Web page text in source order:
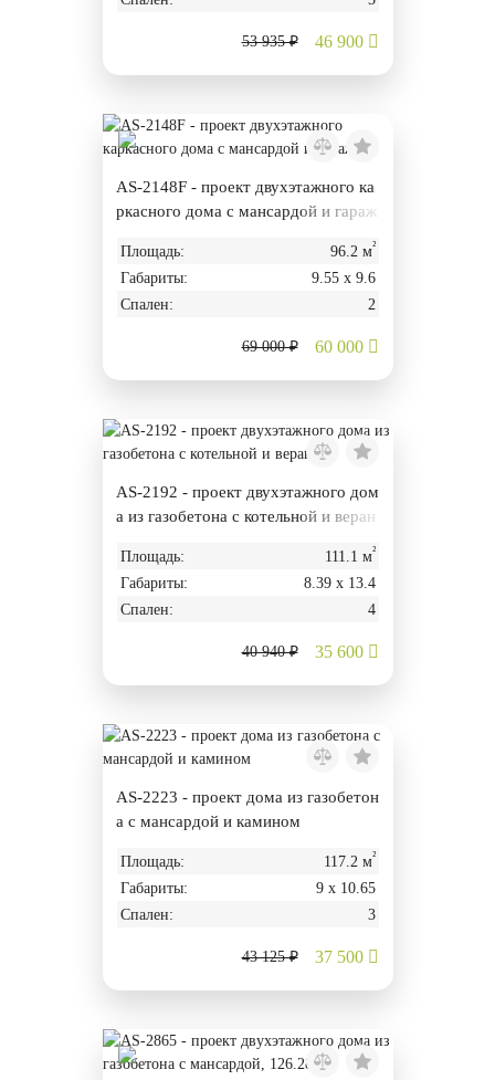
53 935 ₽ 46 900
AS-2148F - проект двухэтажного ка
ркасного дома с мансардой и гараж
Площадь: 96.2 м²
Габариты:
9.55 х 9.6
Спален:
2
69 000 ₽ 60 000
AS-2192 - проект двухэтажного дом
а из газобетона с котельной и веран
Площадь: 111.1 м²
Габариты:
8.39 х 13.4
Спален:
4
40 940 ₽ 35 600
AS-2223 - проект дома из газобетон
а с мансардой и камином
Площадь: 117.2 м²
Габариты:
9 х 10.65
Спален:
3
43 125 ₽ 37 500